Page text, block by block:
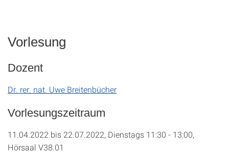
Vorlesung
Dozent
Dr. rer. nat. Uwe Breitenbücher
Vorlesungszeitraum
11.04.2022 bis 22.07.2022, Dienstags 11:30 - 13:00,
Hörsaal V38.01